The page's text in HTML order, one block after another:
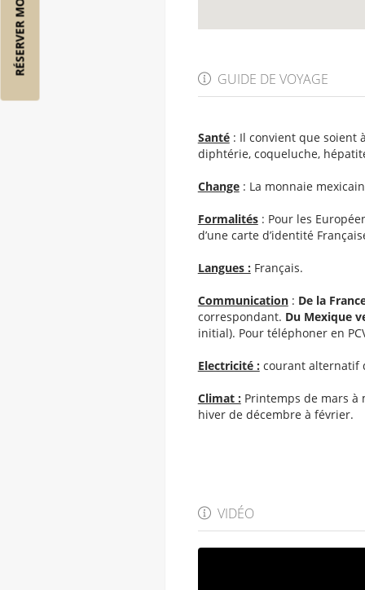
GUIDE DE VOYAGE
Santé: Il convient que soient
diphtérie, coqueluche,
Change: La monnaie
Formalités: Pour les
d’une carte d’identité
Langues :Français.
Communication: De la
correspondant. Du Mexique
initial). Pour téléphoner en
Electricité :courant alternatif
Climat :Printemps de mars à
hiver de décembre à février.
VIDÉO